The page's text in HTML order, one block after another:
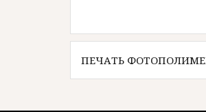
Навигация
по
ПЕЧАТЬ